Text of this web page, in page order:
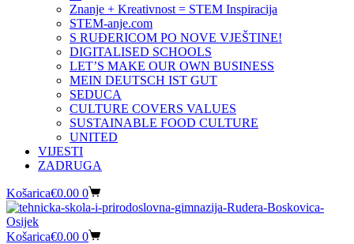
Znanje + Kreativnost = STEM Inspiracija
STEM-anje.com
S RUĐERICOM PO NOVE VJEŠTINE!
DIGITALISED SCHOOLS
LET’S MAKE OUR OWN BUSINESS
MEIN DEUTSCH IST GUT
SEDUCA
CULTURE COVERS VALUES
SUSTAINABLE FOOD CULTURE
UNITED
VIJESTI
ZADRUGA
Košarica€0.00 0
Košarica€0.00 0